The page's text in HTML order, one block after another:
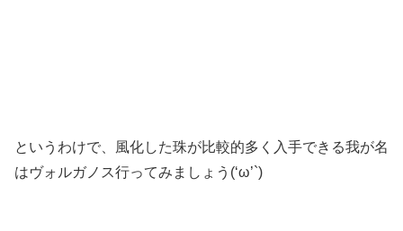
というわけで、風化した珠が比較的多く入手できる我が名
はヴォルガノス行ってみましょう(‘ω’`)